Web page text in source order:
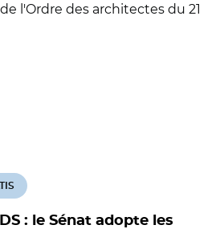
l'Ordre des architectes du 21
: le Sénat adopte les